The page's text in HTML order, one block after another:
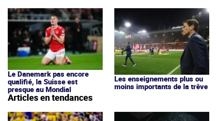
Le Danemark pas encore
qualifié, la Suisse est
presque au Mondial
Les enseignements plus ou
moins importants de la trêve
Articles en tendances